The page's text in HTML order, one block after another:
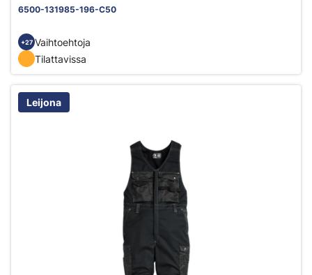
6500-131985-196-C50
+27 Vaihtoehtoja
Tilattavissa
Leijona